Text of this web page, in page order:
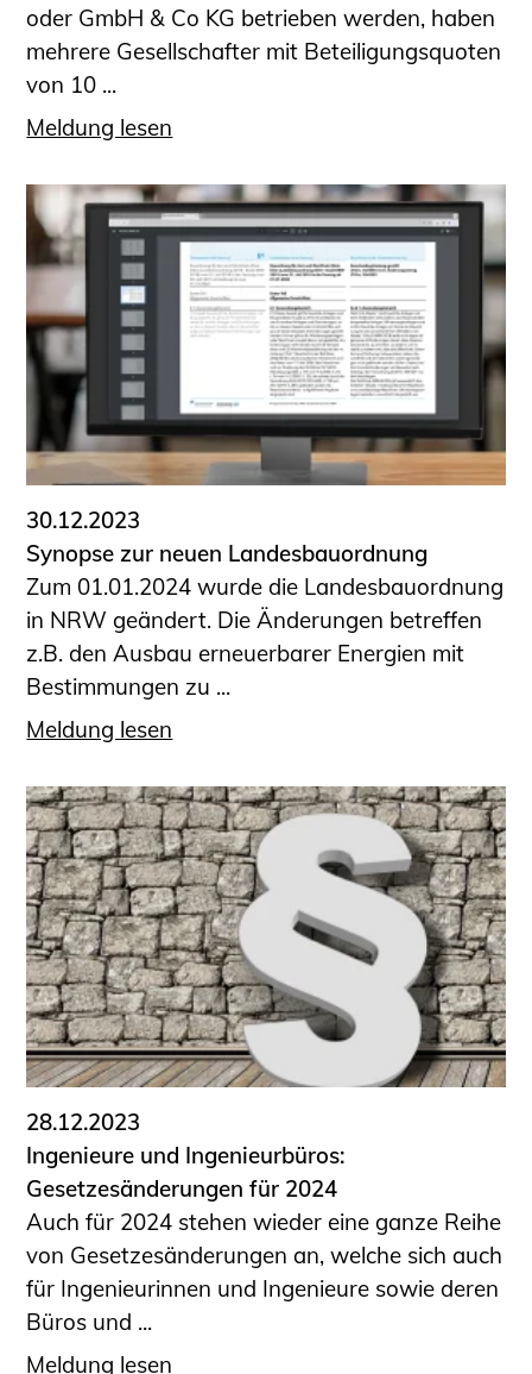
oder GmbH & Co KG betrieben werden, haben
mehrere Gesellschafter mit Beteiligungsquoten
von 10 ...
Meldung lesen
30.12.2023
Synopse zur neuen Landesbauordnung
Zum 01.01.2024 wurde die Landesbauordnung
in NRW geändert. Die Änderungen betreffen
z.B. den Ausbau erneuerbarer Energien mit
Bestimmungen zu ...
Meldung lesen
28.12.2023
Ingenieure und Ingenieurbüros:
Gesetzesänderungen für 2024
Auch für 2024 stehen wieder eine ganze Reihe
von Gesetzesänderungen an, welche sich auch
für Ingenieurinnen und Ingenieure sowie deren
Büros und ...
Meldung lesen